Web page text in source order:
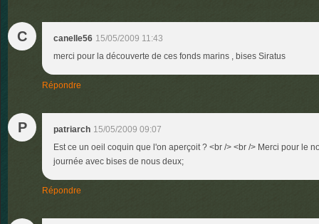
C canelle56 15/05/2009 11:43
merci pour la découverte de ces fonds marins , bises Siratus
Répondre
P patriarch 15/05/2009 09:07
Est ce un oeil coquin que l'on aperçoit ? <br /> <br /> Merci pour le
journée avec bises de nous deux;
Répondre